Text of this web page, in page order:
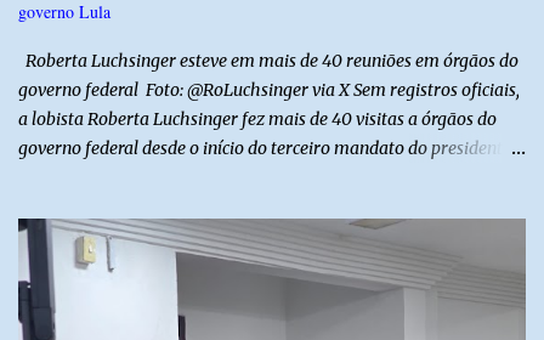
Assembleia de Deus possui uma das maiores estruturas religiosas
governo Lula
Roberta Luchsinger esteve em mais de 40 reuniões em órgãos do
governo federal Foto: @RoLuchsinger via X Sem registros oficiais,
a lobista Roberta Luchsinger fez mais de 40 visitas a órgãos do
governo federal desde o início do terceiro mandato do presidente
públicos que participam dos encontros. Em duas oportunidades, a
lobista esteve no Palácio do Planalto e no gabinete do ministro do
Desenvolvimento Social, Wellington Dias, acompanhada do então
sócio de Lulinha. Os encontros não foram registrados nas agendas